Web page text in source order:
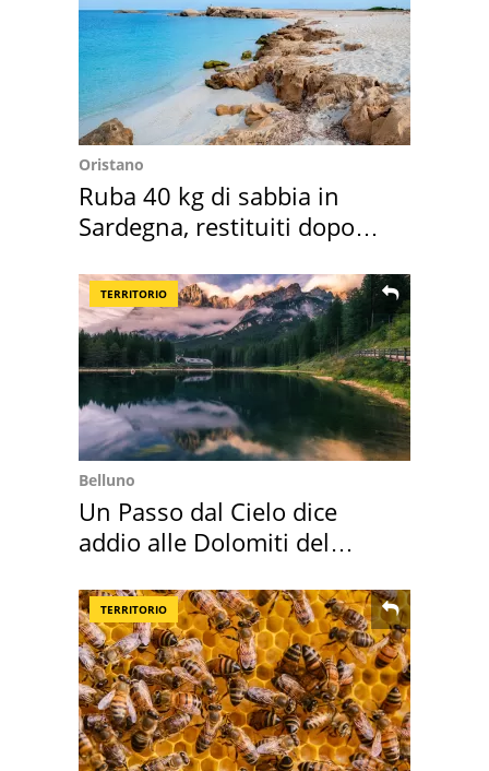
Oristano
Ruba 40 kg di sabbia in
Sardegna, restituiti dopo
TERRITORIO
Belluno
Un Passo dal Cielo dice
addio alle Dolomiti del
TERRITORIO